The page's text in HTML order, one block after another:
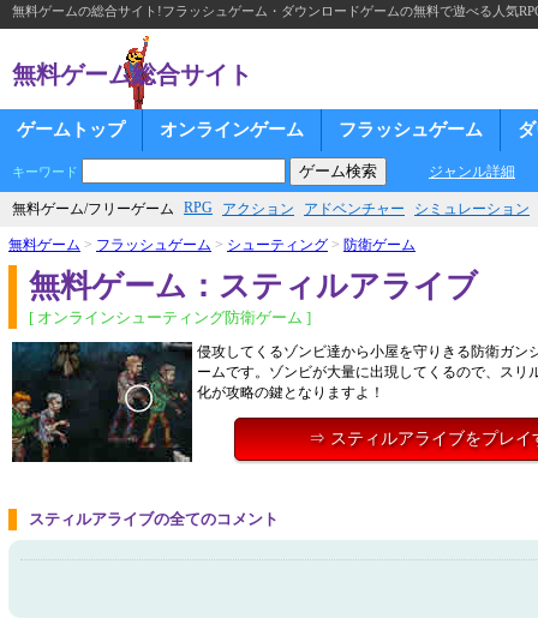
無料ゲームの総合サイト!フラッシュゲーム・ダウンロードゲームの無料で遊べる人気
無料ゲーム総合サイト
ゲームトップ オンラインゲーム フラッシュゲーム
キーワード ジャンル詳細
無料ゲーム/フリーゲーム RPG アクション アドベンチャー シミュレーション
無料ゲーム > フラッシュゲーム > シューティング > 防衛ゲーム
無料ゲーム：スティルアライブ
[ オンラインシューティング防衛ゲーム ]
侵攻してくるゾンビ達から小屋を守りきる防衛ガン
ームです。ゾンビが大量に出現してくるので、スリ
化が攻略の鍵となりますよ！
⇒ スティルアライブをプレイ
スティルアライブの全てのコメント